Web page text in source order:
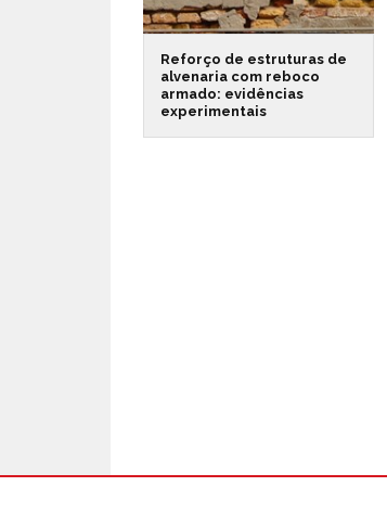
Reforço de estruturas de
alvenaria com reboco
armado: evidências
experimentais